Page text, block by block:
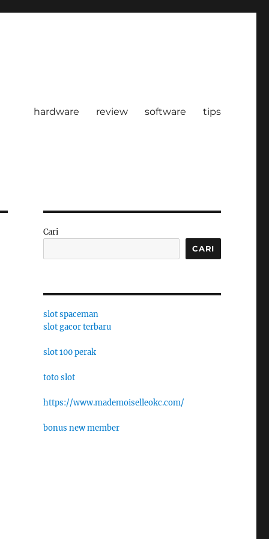
hardware review software tips
Cari
CARI
slot spaceman
slot gacor terbaru
slot 100 perak
toto slot
https://www.mademoiselleokc.com/
bonus new member